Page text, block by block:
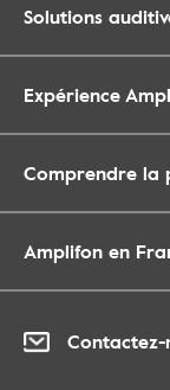
Solutions
Expérience
Comprendre la
Amplifon en
Contactez-